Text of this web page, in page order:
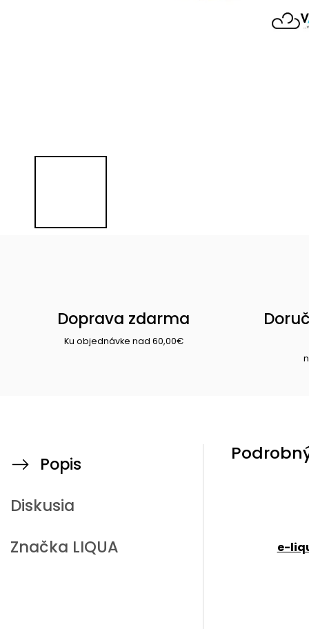
Doprava zdarma
Ku objednávke nad 60,00€
Popis
Diskusia
Značka LIQUA e-